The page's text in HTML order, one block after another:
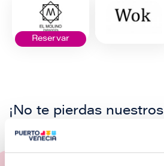
Reservar
¡No te pierdas nuestros
EVENTOS!
Ver todos >